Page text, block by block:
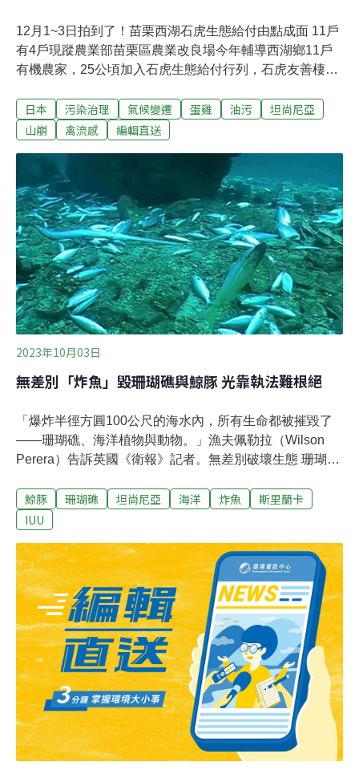
12月1~3日拍到了！苗栗西湖石虎生態給付由點成面 11戶
有4戶現蹤農業部苗栗區農業改良場今年輔導西湖鄉11戶
有機農家，25公頃加入石虎生態給付行列，石虎友善棲地
近日將發表「石虎在我家」的成果。苗栗農改場長呂秀英
說，11家示範場域農戶，生產作物有柑橘類、南瓜、稻
保育類動物現蹤，驗證了「環境友善，石虎再現」。（聯
合報報導）綠島鄉柚子湖發生重油污染 台東環保局籲民眾
暫勿前往台東縣綠島鄉知名景點柚子湖發生不明來源油污
染情形，現場初步判定為重油污染，綠島鄉公所清潔隊第
一時間已投入油污清除工作，因受潮汐影響作業安全及進
度，油污染情形目前尚未完全清除，為避免因人為因素造
成二次污染，環保局呼籲民眾及遊客暫勿前往柚子湖，近
日將持續增派支援人力並調度油污染清除資材，盡速恢復
柚子湖環境樣貌。（自由時報報導）
日本 污染治理 氣候變遷 蛋雞 油污
坦尚尼亞
山崩
禽流感 編輯直送
2023年10月03日
無差別「炸魚」毀珊瑚礁與鯨豚 光靠執法難根絕
「爆炸半徑方圓100公尺的海水內，所有生命都被摧毀了
——珊瑚礁、海洋植物與動物。」漁夫佩勒拉（Wilson
Perera）告訴英國《衛報》記者。無差別破壞生態 珊瑚
村，原本是海洋資源豐富的地方，長年的「炸魚」（Blast
Fishing，又名爆破捕魚）無差別的毀掉海洋生態。炸魚難
引信後拋入海洋，隨後再將炸死或震暈的魚捕撈上岸，屬
於「非法、未報告、不受規範」（IUU）漁業行為。即便
已被列為非法行為，但在南美洲、亞洲、非洲等地還是屢
見不鮮。佩勒拉對《衛報》解釋，相較於傳統的地曳網（
beach seine）最多需要25人操作，炸魚儘管危險卻只需2
至3個人。漁夫只要備齊一條船、一架引擎、一點炸藥與
一副氧氣瓶，就有機會捕到高達100公斤的漁獲，而且幾
乎一瞬間就能完成。
鯨豚 珊瑚礁 坦尚尼亞 海洋 炸魚
斯里蘭卡
IUU